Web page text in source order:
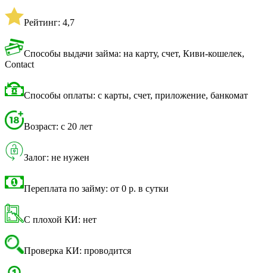
Рейтинг: 4,7
Способы выдачи займа: на карту, счет, Киви-кошелек,
Contact
Способы оплаты: с карты, счет, приложение, банкомат
Возраст: с 20 лет
Залог: не нужен
Переплата по займу: от 0 р. в сутки
С плохой КИ: нет
Проверка КИ: проводится